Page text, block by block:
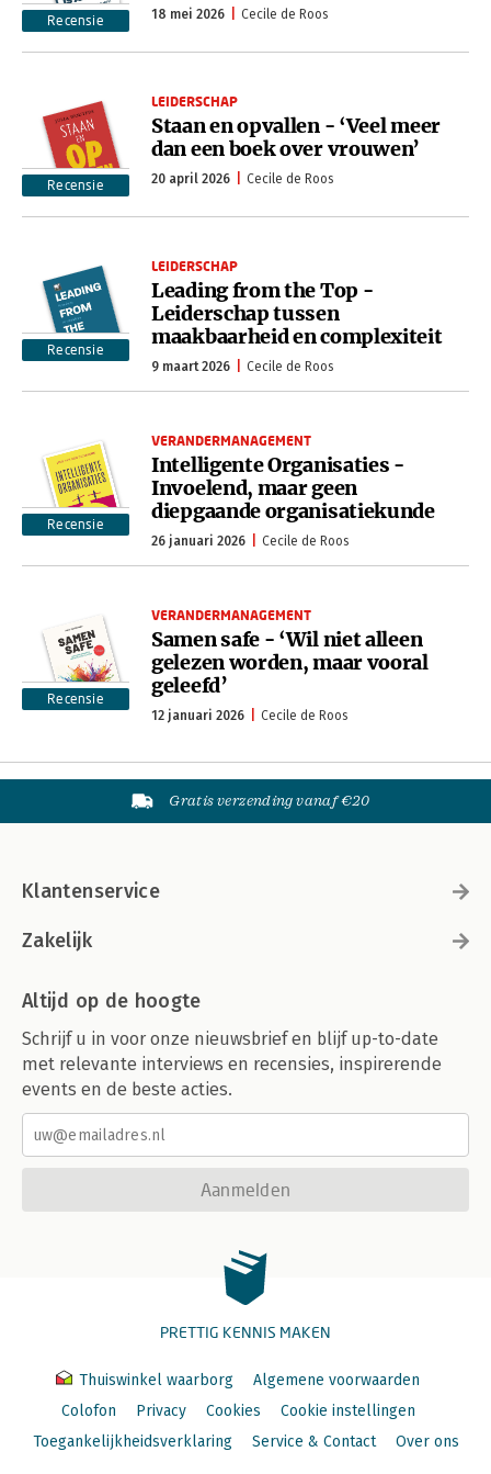
Recensie 18 mei 2026 Cecile de Roos
Recensie
LEIDERSCHAP
Staan en opvallen - ‘Veel meer
dan een boek over vrouwen’
20 april 2026 Cecile de Roos
Recensie
LEIDERSCHAP
Leading from the Top -
Leiderschap tussen
maakbaarheid en complexiteit
9 maart 2026 Cecile de Roos
Recensie
VERANDERMANAGEMENT
Intelligente Organisaties -
Invoelend, maar geen
diepgaande organisatiekunde
26 januari 2026 Cecile de Roos
Recensie
VERANDERMANAGEMENT
Samen safe - ‘Wil niet alleen
gelezen worden, maar vooral
geleefd’
12 januari 2026 Cecile de Roos
Gratis verzending vanaf €20
Klantenservice
Zakelijk
Altijd op de hoogte
Schrijf u in voor onze nieuwsbrief en blijf up-to-date
met relevante interviews en recensies, inspirerende
events en de beste acties.
Aanmelden
PRETTIG KENNIS MAKEN
Thuiswinkel waarborg
Algemene voorwaarden
Colofon
Privacy Cookies
Cookie instellingen
Toegankelijkheidsverklaring
Service & Contact Over ons